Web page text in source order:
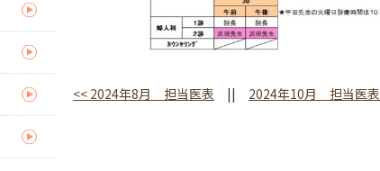
<< 2024年8月 担当医表 || 2024年10月 担当医表